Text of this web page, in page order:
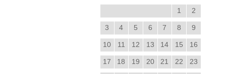
1 2
3 4 5 6 7 8 9
10 11 12 13 14 15 16
17 18 19 20 21 22 23